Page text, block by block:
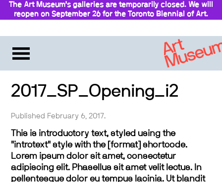
The Art Museum’s galleries are temporarily closed. We will
reopen on September 26 for the Toronto Biennial of Art.
2017_SP_Opening_i2
Published February 6, 2017.
This is introductory text, styled using the
"introtext" style with the [format] shortcode.
Lorem ipsum dolor sit amet, consectetur
adipiscing elit. Phasellus sit amet velit lectus. In
pellentesque dolor eu tempus lacinia. Ut blandit